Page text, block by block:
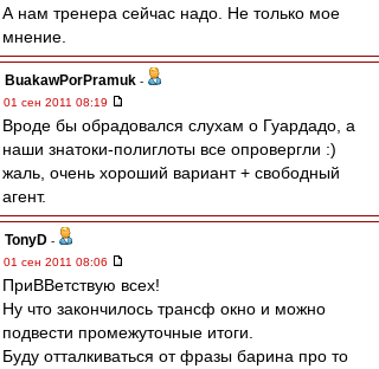
А нам тренера сейчас надо. Не только мое
мнение.
BuakawPorPramuk -
01 сен 2011 08:19
Вроде бы обрадовался слухам о Гуардадо, а
наши знатоки-полиглоты все опровергли :)
жаль, очень хороший вариант + свободный
агент.
TonyD -
01 сен 2011 08:06
ПриВВетствую всех!
Ну что закончилось трансф окно и можно
подвести промежуточные итоги.
Буду отталкиваться от фразы барина про то